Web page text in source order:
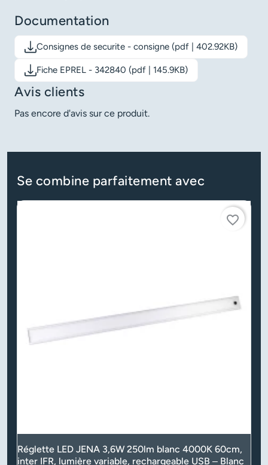
Documentation
Consignes de securite - consigne (pdf | 402.92KB)
Télécharger le document: Consignes de securite - consigne
Fiche EPREL - 342840 (pdf | 145.9KB)
Télécharger le document: Fiche EPREL - 342840
Avis clients
Pas encore d'avis sur ce produit.
Se combine parfaitement avec
favorite_border
Réglette LED JENA 3,6W 250lm blanc 4000K 60cm,
inter IFR, lumière variable, rechargeable USB – Blanc